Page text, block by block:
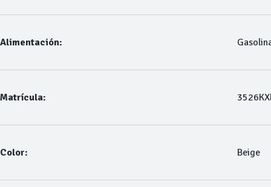
Alimentación:
Matrícula:
Color: Beige